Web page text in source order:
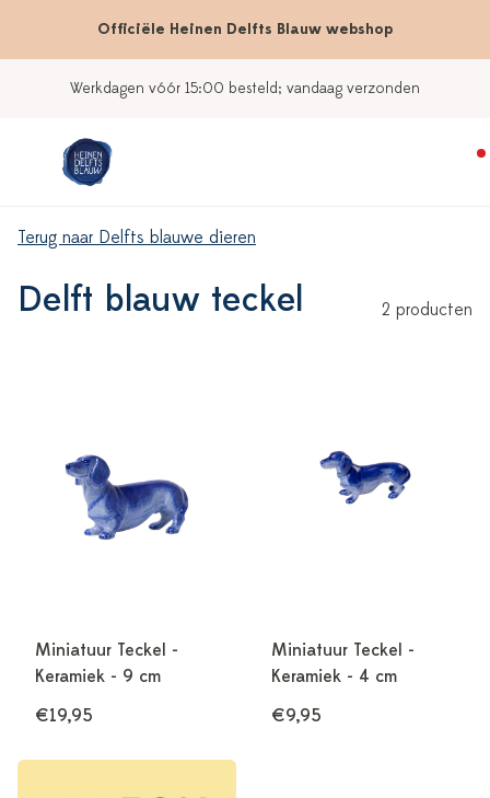
Officiële Heinen Delfts Blauw webshop
Werkdagen vóór 15:00 besteld; vandaag verzonden
Terug naar Delfts blauwe dieren
Delft blauw teckel 2 producten
Miniatuur Teckel -
Keramiek - 9 cm
€19,95
Miniatuur Teckel -
Keramiek - 4 cm
€9,95